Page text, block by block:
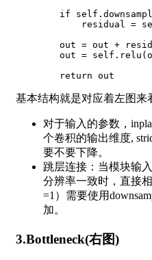
if self .
            residual
=
        out
= out +
        out
= self . relu (
return
基本结构就是对应着左图来
对于输入的参数，
个卷积的输出维度,
要不要下降。
跳层连接：当模块输
分辨率一致时，直接
=1）需要使用
加。
3.Bottleneck(右图)